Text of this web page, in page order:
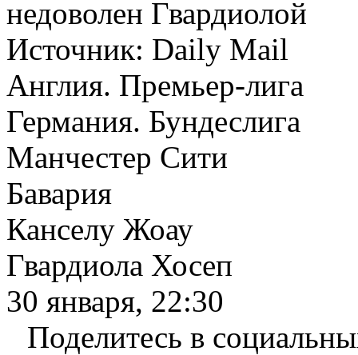
недоволен Гвардиолой
Источник: Daily Mail
Англия. Премьер-лига
Германия. Бундеслига
Манчестер Сити
Бавария
Канселу Жоау
Гвардиола Хосеп
30 января, 22:30
Поделитесь в